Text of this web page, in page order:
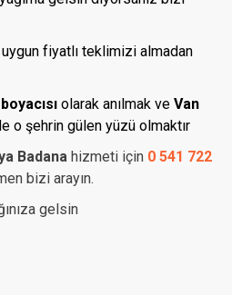
fiyatlı teklimizi almadan
olarak anılmak ve Van
o şehrin gülen yüzü olmaktır
Badana hizmeti için 0 541 722
bizi arayın.
gelsin